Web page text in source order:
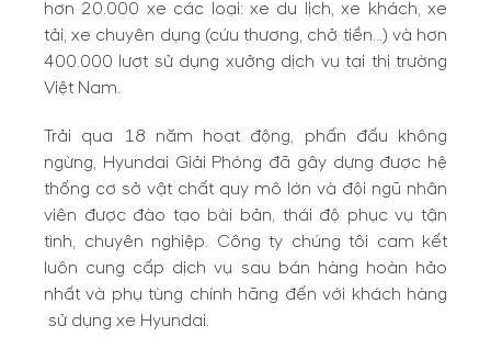
hơn 20.000 xe các loại: xe du lịch, xe khách, xe
tải, xe chuyên dụng (cứu thương, chở tiền…) và hơn
400.000 lượt sử dụng xưởng dịch vụ tại thị trường
Việt Nam.
Trải qua 18 năm hoạt động, phấn đấu không
ngừng, Hyundai Giải Phóng đã gây dựng được hệ
thống cơ sở vật chất quy mô lớn và đội ngũ nhân
viên được đào tạo bài bản, thái độ phục vụ tận
tình, chuyên nghiệp. Công ty chúng tôi cam kết
luôn cung cấp dịch vụ sau bán hàng hoàn hảo
nhất và phụ tùng chính hãng đến với khách hàng
sử dụng xe Hyundai.